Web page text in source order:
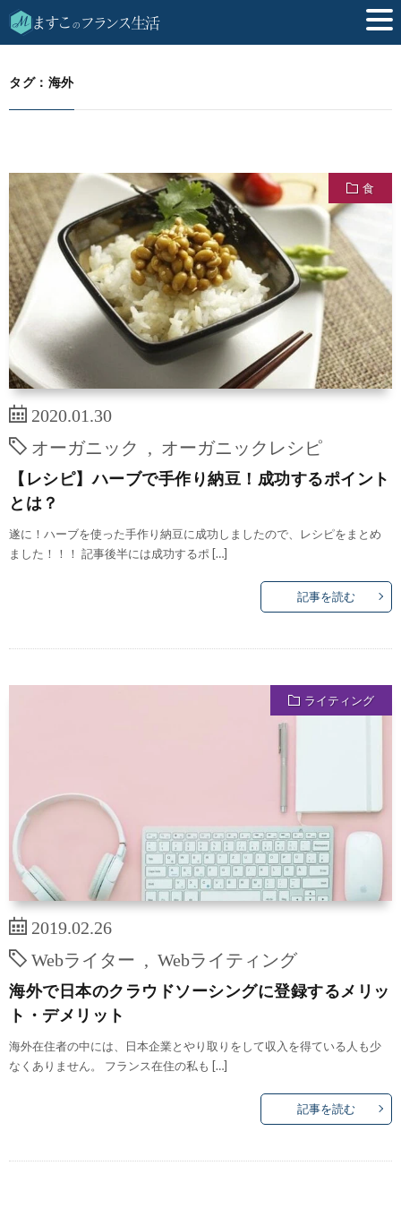
HOME 海外
タグ：海外
食
2020.01.30
オーガニック
オーガニックレシピ
【レシピ】ハーブで手作り納豆！成功するポイント
とは？
遂に！ハーブを使った手作り納豆に成功しましたので、レシピをまとめ
ました！！！ 記事後半には成功するポ […]
記事を読む
ライティング
2019.02.26
Webライター
Webライティング
海外で日本のクラウドソーシングに登録するメリッ
ト・デメリット
海外在住者の中には、日本企業とやり取りをして収入を得ている人も少
なくありません。 フランス在住の私も […]
記事を読む